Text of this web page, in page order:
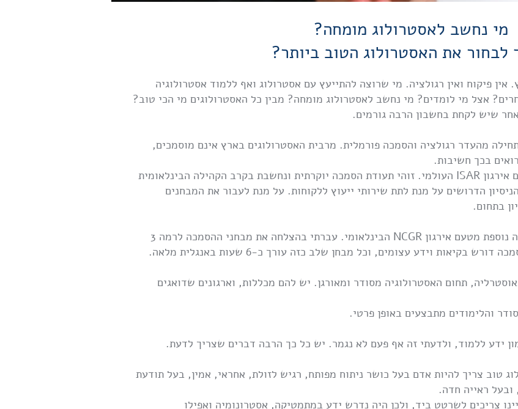
מי נחשב לאסטרולוג מומחה?
לבחור את האסטרולוג הטוב ביותר?
פיקוח ואין רגולציה. מי שרוצה להתייעץ עם אסטרולוג ואף ללמוד אסטרולוגיה
אצל מי לומדים? מי נחשב לאסטרולוג מומחה? מבין כל האסטרולוגים מי הכי טוב?
שיש לקחת בחשבון הרבה גורמים.
מהעדר רגולציה והסמכה פורמלית. מרבית האסטרולוגים בארץ אינם מוסמכים,
בכך חשיבות.
אני לעומת זאת בעל תעודת הסמכה מטעם אירגון ISAR העולמי. זוהי תעודת הסמכה יוקרתית ונחשבת בקרב הקהילה הבינלאומית
הדרושים על מנת לתת שירותי ייעוץ ללקוחות. על מנת לעבור את המבחנים
בתחום.
בנוסף אני בתהליך מתקדם לקבלת הסמכה נוספת מטעם אירגון NCGR הבינלאומי. עברתי בהצלחה את מבחני ההסמכה לרמה 3
תחום האסטרולוגיה מסודר ומאורגן. יש להם מכללות, וארגונים שדואגים
והלימודים מתבצעים באופן פרטי.
ידע ללמוד, ולדעתי זה אף פעם לא נגמר. יש כל כך הרבה דברים שצריך לדעת.
טוב צריך להיות אדם בעל כושר ניתוח מפותח, רגיש לזולת, אחראי, אמין, בעל תודעת
ראייה חדה.
צריכים לשרטט ביד, ולכן היה נדרש ידע במתמטיקה, אסטרונומיה ואפילו